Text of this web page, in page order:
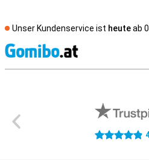
Unser Kundenservice ist heuteab
4.9 Sterne